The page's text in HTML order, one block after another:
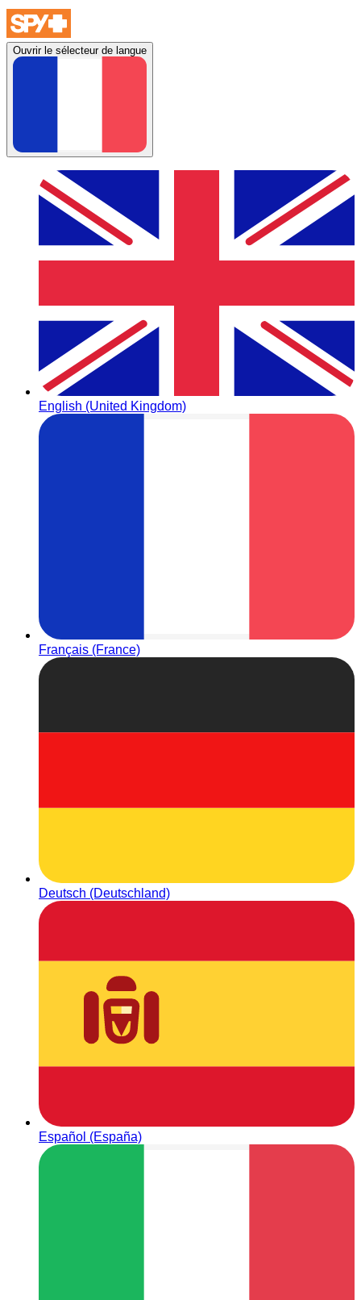
Ouvrir le sélecteur de langue
English (United Kingdom)
Français (France)
Deutsch (Deutschland)
Español (España)